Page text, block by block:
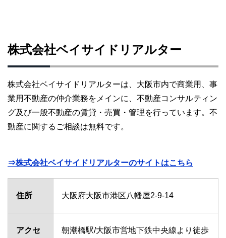
株式会社ベイサイドリアルター
株式会社ベイサイドリアルターは、大阪市内で商業用、事
業用不動産の仲介業務をメインに、不動産コンサルティン
グ及び一般不動産の賃貸・売買・管理を行っています。不
動産に関するご相談は無料です。
⇒株式会社ベイサイドリアルターのサイトはこちら
住所 大阪府大阪市港区八幡屋2-9-14
アクセ
朝潮橋駅/大阪市営地下鉄中央線より徒歩